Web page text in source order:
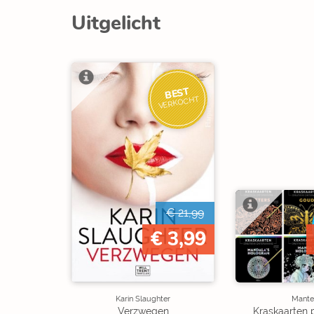
Uitgelicht
BEST
VERKOCHT
€ 21,99
€ 3,99
Karin Slaughter
Verzwegen Kraskaarten